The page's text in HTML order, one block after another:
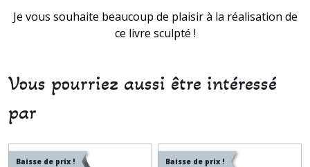
Je vous souhaite beaucoup de plaisir à la réalisation de
ce livre sculpté !
Vous pourriez aussi être intéressé
par
Baisse de prix ! Baisse de prix !